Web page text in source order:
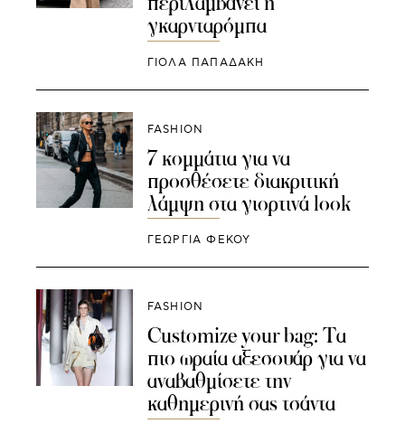
γκαρνταρόμπα
ΓΙΌΛΑ ΠΑΠΑΔΆΚΗ
FASHION
7 κομμάτια για να
προσθέσετε διακριτική
λάμψη στα γιορτινά look
ΓΕΩΡΓΙΑ ΦΕΚΟΥ
FASHION
Customize your bag: Τα
πιο ωραία αξεσουάρ για να
αναβαθμίσετε την
καθημερινή σας τσάντα